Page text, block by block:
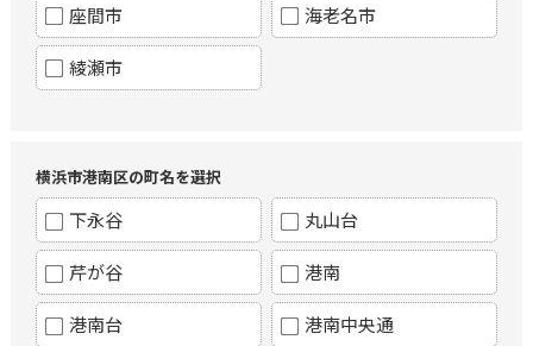
座間市 海老名市
綾瀬市
横浜市港南区の町名を選択
下永谷 丸山台
芹が谷 港南
港南台 港南中央通